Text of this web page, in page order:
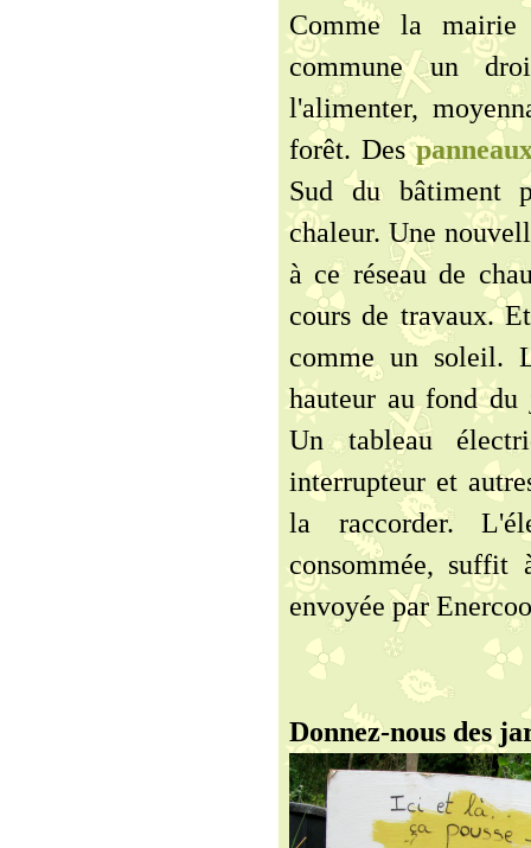
Comme la
commune un
l'alimenter,
forêt. Des
Sud du bâtiment
chaleur. Une
à ce réseau de
cours de travaux.
comme un soleil.
hauteur au fond
Un tableau
interrupteur et
la raccorder.
consommée, suffit
envoyée par
Donnez-nous des